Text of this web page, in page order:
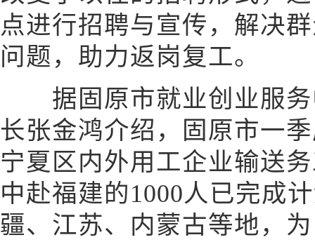
点进行招聘与宣传，解决
问题，助力返岗复工。
据固原市就业创业服务
长张金鸿介绍，固原市一
宁夏区内外用工企业输送
中赴福建的1000人已完成
疆、江苏、内蒙古等地，